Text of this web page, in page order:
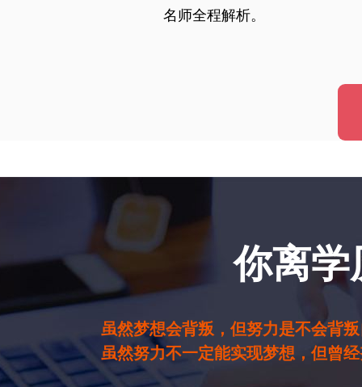
名师全程解析。
你离
虽然梦想会背叛，但努力是不会背
虽然努力不一定能实现梦想，但曾